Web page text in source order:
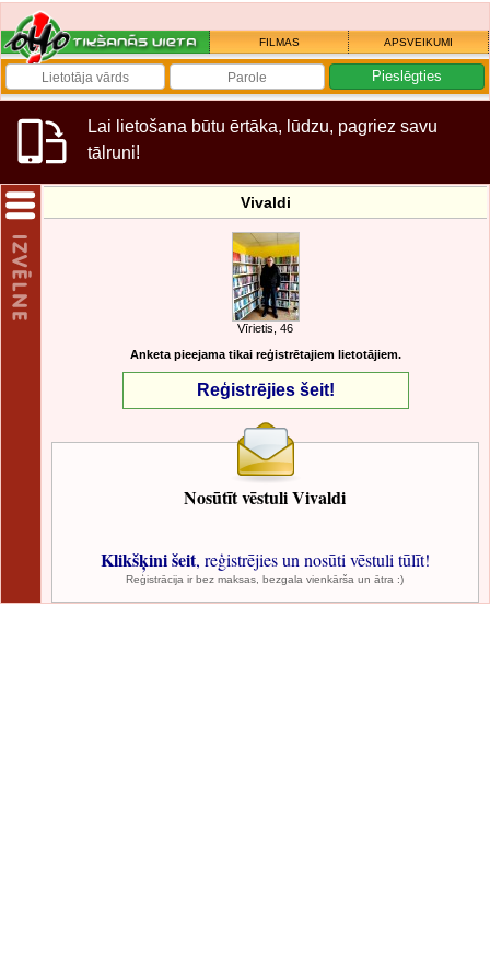
FILMAS APSVEIKUMI
Lai lietošana būtu ērtāka, lūdzu, pagriez savu
tālruni!
Vivaldi
Vīrietis, 46
Anketa pieejama tikai reģistrētajiem lietotājiem.
Reģistrējies šeit!
Nosūtīt vēstuli Vivaldi
Klikšķini šeit, reģistrējies un nosūti vēstuli tūlīt!
Reģistrācija ir bez maksas, bezgala vienkārša un ātra :)